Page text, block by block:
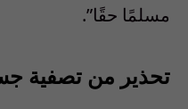
مسلمًا حقًا”.
تحذير من تصفية